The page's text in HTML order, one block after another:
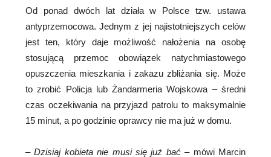
Od ponad dwóch lat działa w Polsce tzw. ustawa
antyprzemocowa. Jednym z jej najistotniejszych celów
jest ten, który daje możliwość nałożenia na osobę
stosującą przemoc obowiązek natychmiastowego
opuszczenia mieszkania i zakazu zbliżania się. Może
to zrobić Policja lub Żandarmeria Wojskowa – średni
czas oczekiwania na przyjazd patrolu to maksymalnie
15 minut, a po godzinie oprawcy nie ma już w domu.
–Dzisiaj kobieta nie musi się już bać– mówi Marcin